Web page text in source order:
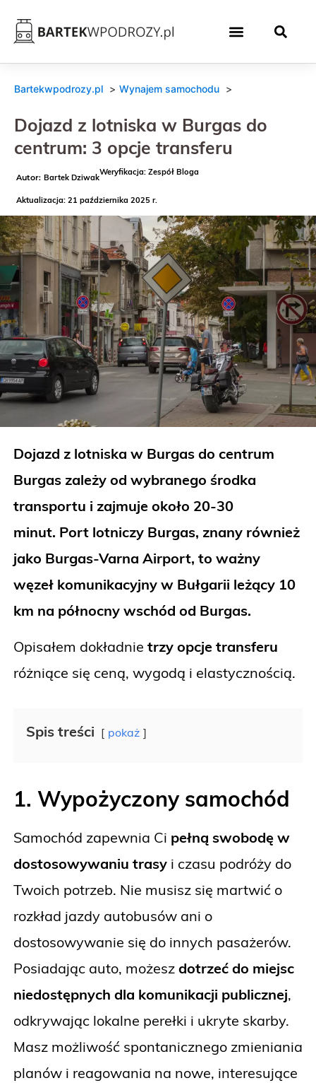
Bartekwpodrozy.pl Wynajem samochodu
Dojazd z lotniska w Burgas do
centrum: 3 opcje transferu
Bartek Dziwak
Weryfikacja: Zespół Bloga
Aktualizacja: 21 października 2025 r.
Dojazd z lotniska w Burgas do centrum
Burgas zależy od wybranego środka
transportu i zajmuje około 20-30
minut. Port lotniczy Burgas, znany również
jako Burgas-Varna Airport, to ważny
węzeł komunikacyjny w Bułgarii leżący 10
km na północny wschód od Burgas.
Opisałem dokładnie trzy opcje transferu
różniące się ceną, wygodą i elastycznością.
Spis treści pokaż
1. Wypożyczony samochód
Samochód zapewnia Ci pełną swobodę w
dostosowywaniu trasy i czasu podróży do
Twoich potrzeb. Nie musisz się martwić o
rozkład jazdy autobusów ani o
dostosowywanie się do innych pasażerów.
Posiadając auto, możesz dotrzeć do miejsc
niedostępnych dla komunikacji publicznej,
odkrywając lokalne perełki i ukryte skarby.
Masz możliwość spontanicznego zmieniania
planów i reagowania na nowe, interesujące